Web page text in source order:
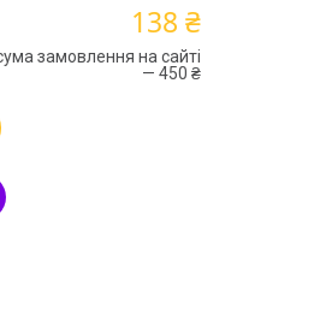
138 ₴
замовлення на сайті
— 450 ₴